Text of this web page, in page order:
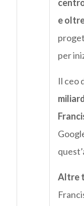
e
per
Il ceo
Altre